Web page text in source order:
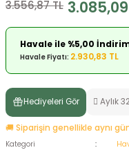
Mermisi
3.556,87 TL
Havale ile %5,00
Havale Fiyatı: 2.930,83 TL
Hediyeleri Gör Aylık
🚚 Siparişin genellikle aynı
Kategori